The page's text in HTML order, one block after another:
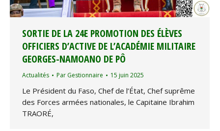
SORTIE DE LA 24E PROMOTION DES ÉLÈVES
OFFICIERS D’ACTIVE DE L’ACADÉMIE MILITAIRE
GEORGES-NAMOANO DE PÔ
Actualités Par Gestionnaire 15 juin 2025
Le Président du Faso, Chef de l’État, Chef suprême
des Forces armées nationales, le Capitaine Ibrahim
TRAORÉ,